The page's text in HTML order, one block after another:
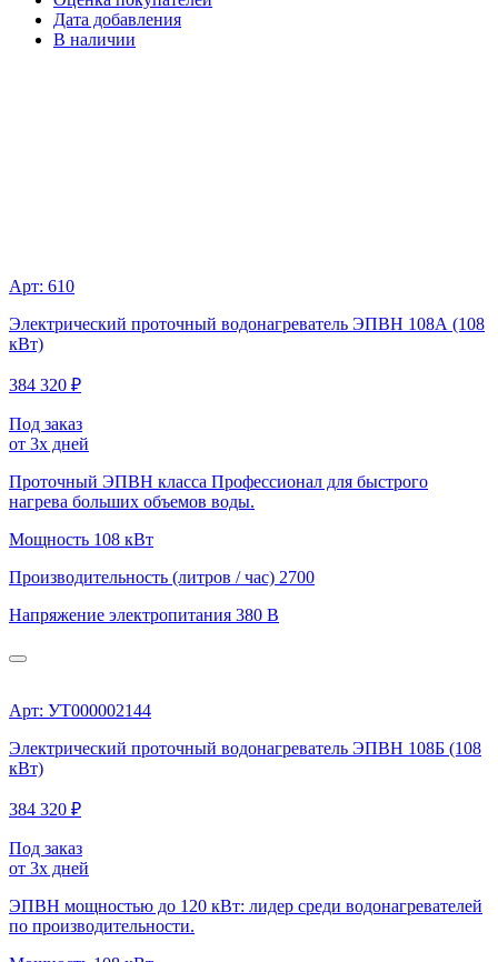
Дата добавления
В наличии
Арт: 610
Электрический проточный водонагреватель ЭПВН 108А (108
кВт)
384 320 ₽
Под заказ
от 3х дней
Проточный ЭПВН класса Профессионал для быстрого
нагрева больших объемов воды.
Мощность 108 кВт
Производительность (литров / час) 2700
Напряжение электропитания 380 В
Арт: УТ000002144
Электрический проточный водонагреватель ЭПВН 108Б (108
кВт)
384 320 ₽
Под заказ
от 3х дней
ЭПВН мощностью до 120 кВт: лидер среди водонагревателей
по производительности.